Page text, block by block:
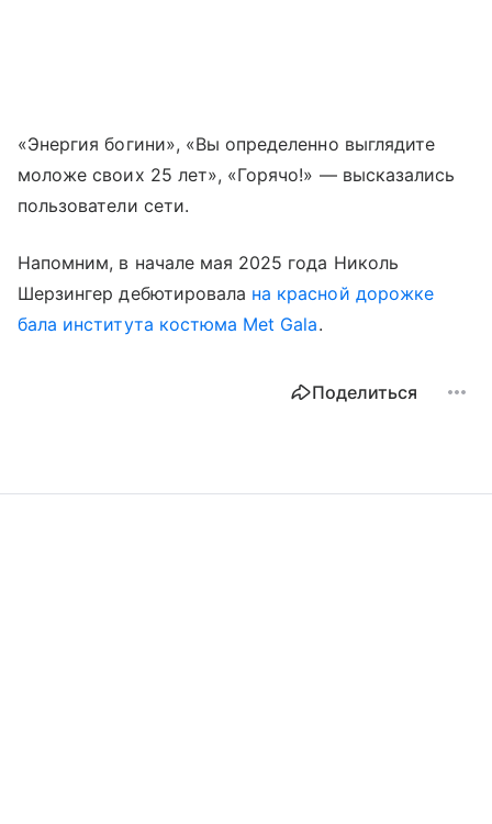
«Энергия богини», «Вы определенно выглядите
моложе своих 25 лет», «Горячо!» — высказались
пользователи сети.
Напомним, в начале мая 2025 года Николь
Шерзингер дебютировала на красной дорожке
бала института костюма Met Gala.
Поделиться